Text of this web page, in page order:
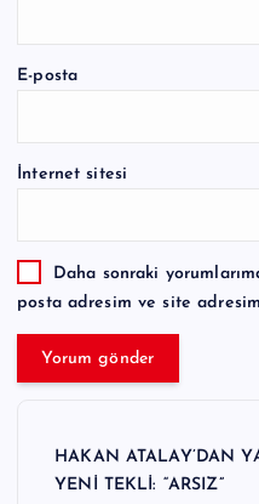
E-posta
İnternet sitesi
Daha sonraki
posta adresim ve site
HAKAN ATALAY’DAN
YENİ TEKLİ: “ARSIZ”